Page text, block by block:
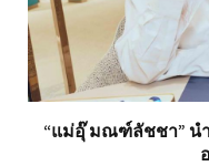
“แม่อุ๊ มณฑ์ลัชชา” น